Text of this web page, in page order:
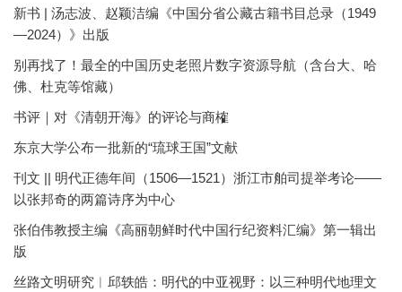
新书 | 汤志波、赵颖洁编《中国分省公藏古籍书目总录（1949
—2024）》出版
别再找了！最全的中国历史老照片数字资源导航（含台大、哈
佛、杜克等馆藏）
书评｜对《清朝开海》的评论与商榷
东京大学公布一批新的“琉球王国”文献
刊文 || 明代正德年间（1506—1521）浙江市舶司提举考论——
以张邦奇的两篇诗序为中心
张伯伟教授主编《高丽朝鲜时代中国行纪资料汇编》第一辑出
版
丝路文明研究︱邱轶皓：明代的中亚视野：以三种明代地理文